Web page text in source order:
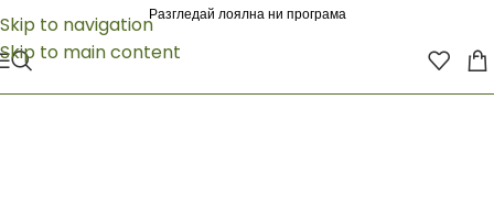
Skip to navigation
Skip to main content
Разгледай лоялна ни програма